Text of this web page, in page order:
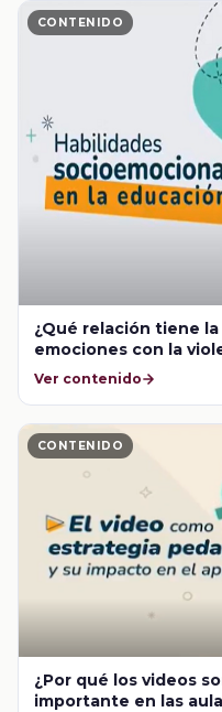
CONTENIDO
¿Qué relación tiene
emociones con la
Ver contenido
CONTENIDO
¿Por qué los videos
importante en las